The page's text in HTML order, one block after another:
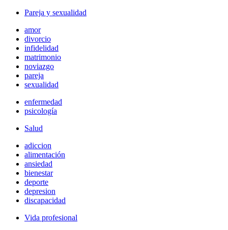
Pareja y sexualidad
amor
divorcio
infidelidad
matrimonio
noviazgo
pareja
sexualidad
enfermedad
psicología
Salud
adiccion
alimentación
ansiedad
bienestar
deporte
depresion
discapacidad
Vida profesional